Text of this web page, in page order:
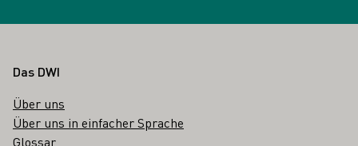
Fußbereich
Das DWI
Über uns
Über uns in einfacher Sprache
Glossar